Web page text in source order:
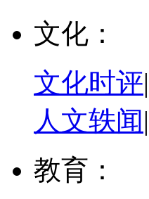
文化：
文化时评|
人文轶闻|
教育：